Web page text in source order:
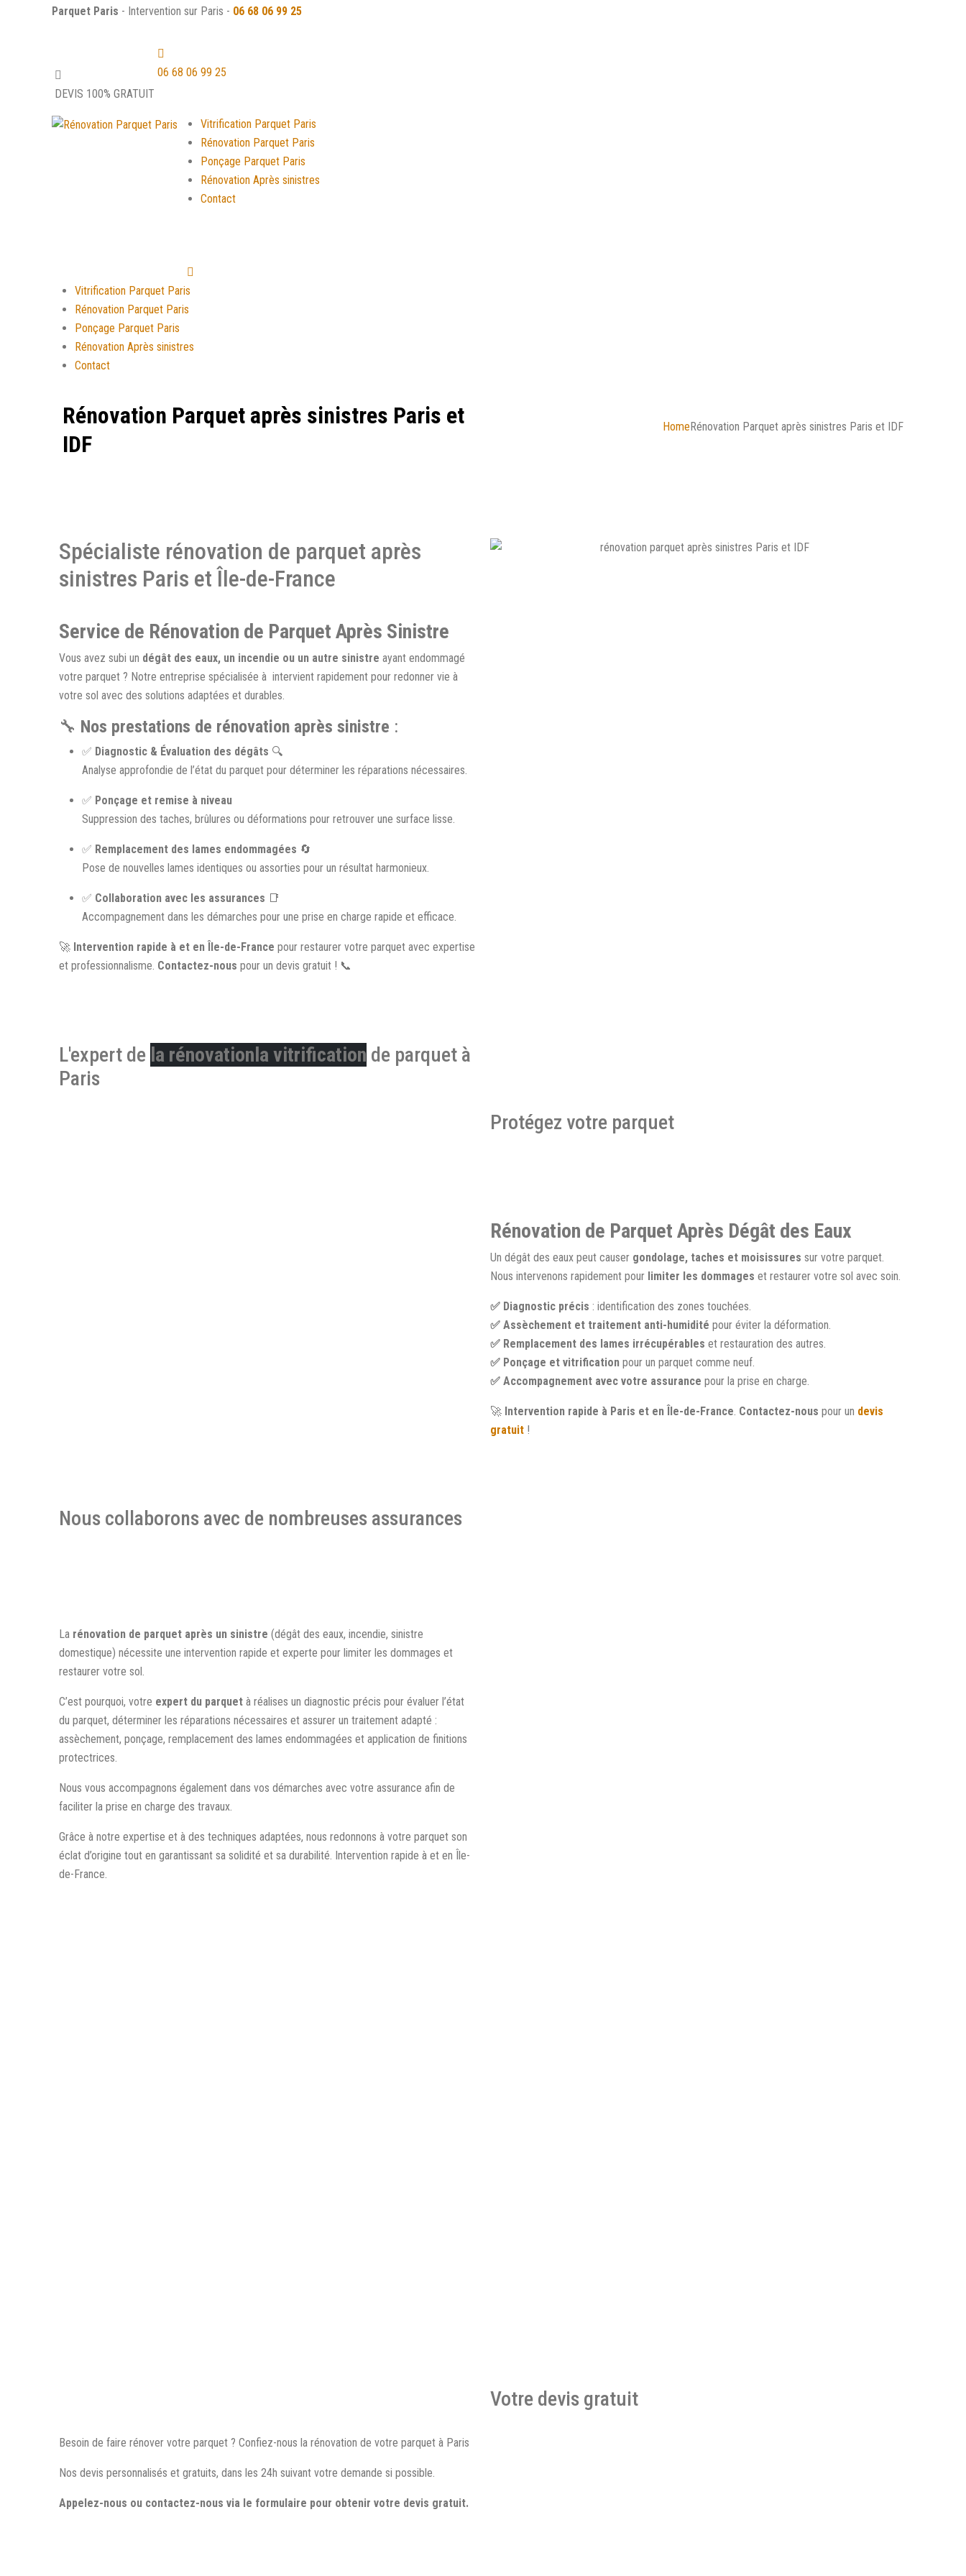
Parquet Paris - Intervention sur Paris - 06 68 06 99 25
DEVIS 100% GRATUIT
06 68 06 99 25
Vitrification Parquet Paris
Rénovation Parquet Paris
Ponçage Parquet Paris
Rénovation Après sinistres
Contact
Vitrification Parquet Paris
Rénovation Parquet Paris
Ponçage Parquet Paris
Rénovation Après sinistres
Contact
Rénovation Parquet après sinistres Paris et
IDF
HomeRénovation Parquet après sinistres Paris et IDF
Spécialiste rénovation de parquet après
sinistres Paris et Île-de-France
Service de Rénovation de Parquet Après Sinistre
Vous avez subi un dégât des eaux, un incendie ou un autre sinistre ayant endommagé
votre parquet ? Notre entreprise spécialisée à intervient rapidement pour redonner vie à
votre sol avec des solutions adaptées et durables.
🔧 Nos prestations de rénovation après sinistre :
✅ Diagnostic & Évaluation des dégâts 🔍
Analyse approfondie de l’état du parquet pour déterminer les réparations nécessaires.
✅ Ponçage et remise à niveau
Suppression des taches, brûlures ou déformations pour retrouver une surface lisse.
✅ Remplacement des lames endommagées 🔄
Pose de nouvelles lames identiques ou assorties pour un résultat harmonieux.
✅ Collaboration avec les assurances 📑
Accompagnement dans les démarches pour une prise en charge rapide et efficace.
🚀 Intervention rapide à et en Île-de-France pour restaurer votre parquet avec expertise
et professionnalisme. Contactez-nous pour un devis gratuit ! 📞
L'expert de la rénovationla vitrification de parquet à
Paris
Protégez votre parquet
Rénovation de Parquet Après Dégât des Eaux
Un dégât des eaux peut causer gondolage, taches et moisissures sur votre parquet.
Nous intervenons rapidement pour limiter les dommages et restaurer votre sol avec soin.
✅ Diagnostic précis : identification des zones touchées.
✅ Assèchement et traitement anti-humidité pour éviter la déformation.
✅ Remplacement des lames irrécupérables et restauration des autres.
✅ Ponçage et vitrification pour un parquet comme neuf.
✅ Accompagnement avec votre assurance pour la prise en charge.
🚀 Intervention rapide à Paris et en Île-de-France. Contactez-nous pour un devis
gratuit !
Nous collaborons avec de nombreuses assurances
La rénovation de parquet après un sinistre (dégât des eaux, incendie, sinistre
domestique) nécessite une intervention rapide et experte pour limiter les dommages et
restaurer votre sol.
C’est pourquoi, votre expert du parquet à réalises un diagnostic précis pour évaluer l’état
du parquet, déterminer les réparations nécessaires et assurer un traitement adapté :
assèchement, ponçage, remplacement des lames endommagées et application de finitions
protectrices.
Nous vous accompagnons également dans vos démarches avec votre assurance afin de
faciliter la prise en charge des travaux.
Grâce à notre expertise et à des techniques adaptées, nous redonnons à votre parquet son
éclat d’origine tout en garantissant sa solidité et sa durabilité. Intervention rapide à et en Île-
de-France.
Besoin de faire rénover votre parquet ? Confiez-nous la rénovation de votre parquet à Paris
Nos devis personnalisés et gratuits, dans les 24h suivant votre demande si possible.
Appelez-nous ou contactez-nous via le formulaire pour obtenir votre devis gratuit.
Votre devis gratuit